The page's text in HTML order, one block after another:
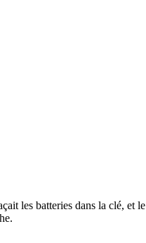
les batteries dans la clé, et le